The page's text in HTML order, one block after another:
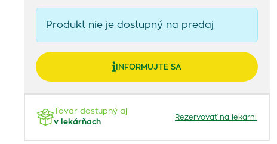
Produkt nie je dostupný na predaj
INFORMUJTE SA
Tovar dostupný aj
v lekárňach
Rezervovať na lekárni